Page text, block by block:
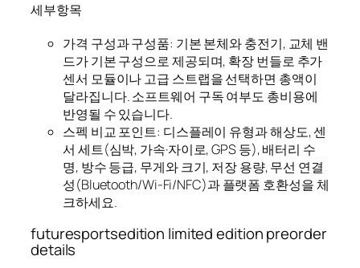
세부항목
가격 구성과 구성품: 기본 본체와 충전기, 교체 밴
드가 기본 구성으로 제공되며, 확장 번들로 추가
센서 모듈이나 고급 스트랩을 선택하면 총액이
달라집니다. 소프트웨어 구독 여부도 총비용에
반영될 수 있습니다.
스펙 비교 포인트: 디스플레이 유형과 해상도, 센
서 세트(심박, 가속·자이로, GPS 등), 배터리 수
명, 방수 등급, 무게와 크기, 저장 용량, 무선 연결
성(Bluetooth/Wi‑Fi/NFC)과 플랫폼 호환성을 체
크하세요.
futuresportsedition limited edition preorder
details